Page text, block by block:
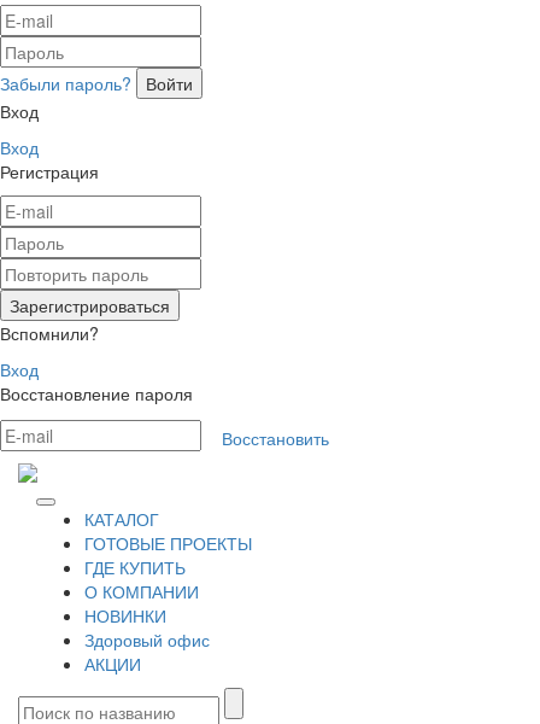
Забыли пароль?
Вход
Вход
Регистрация
Вспомнили?
Вход
Восстановление пароля
Восстановить
КАТАЛОГ
ГОТОВЫЕ ПРОЕКТЫ
ГДЕ КУПИТЬ
О КОМПАНИИ
НОВИНКИ
Здоровый офис
АКЦИИ